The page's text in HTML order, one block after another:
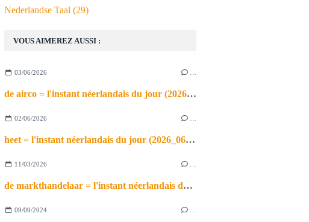
VOUS AIMEREZ AUSSI :
03/06/2026
de airco = l'instant néerlandais du jour (2026_06_03)
02/06/2026
heet = l'instant néerlandais du jour (2026_06_02)
11/03/2026
de markthandelaar = l'instant néerlandais du jour (2026_03_11)
09/09/2024
Nederlandse Taal (29)